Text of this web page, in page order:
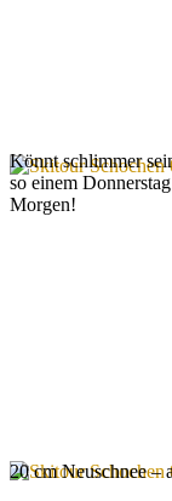
Könnt schlimmer
so einem Donnerstag
Morgen!
20 cm Neuschnee –